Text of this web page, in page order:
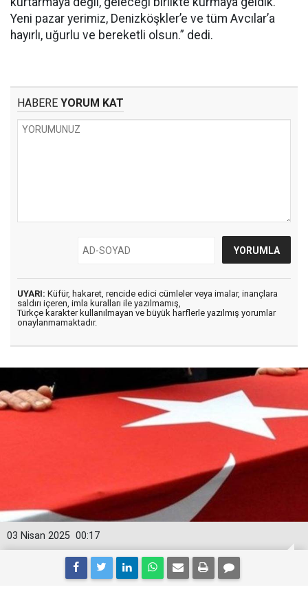
Yeni pazar yerimiz, Denizköşkler’e ve tüm Avcılar’a
hayırlı, uğurlu ve bereketli olsun.” dedi.
HABERE YORUM KAT
UYARI: Küfür, hakaret, rencide edici cümleler veya imalar, inançlara
saldırı içeren, imla kuralları ile yazılmamış,
Türkçe karakter kullanılmayan ve büyük harflerle yazılmış yorumlar
onaylanmamaktadır.
00:17
03 Nisan 2025